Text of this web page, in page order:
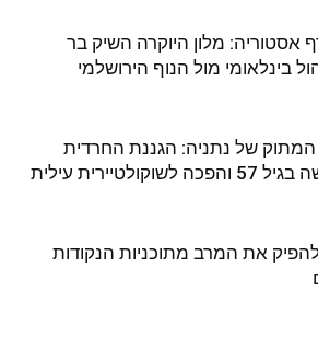
אסטוריה: מלון היוקרה השיק בר
בינלאומי מול הנוף הירושלמי
המתוק של נתניה: הגננת החרדית
לשוקולטיירית עילית
את המרב מתוכניות הנקודות